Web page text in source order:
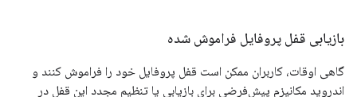
بازیابی قفل پروفایل فراموش شده
گاهی اوقات، کاربران ممکن است قفل پروفایل خود را فراموش کنند و
اندروید مکانیزم پیش‌فرضی برای بازیابی یا تنظیم مجدد این قفل در